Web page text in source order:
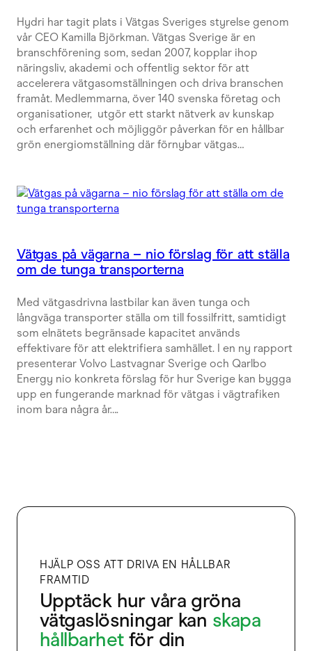
Hydri har tagit plats i Vätgas Sveriges styrelse genom
vår CEO Kamilla Björkman. Vätgas Sverige är en
branschförening som, sedan 2007, kopplar ihop
näringsliv, akademi och offentlig sektor för att
accelerera vätgasomställningen och driva branschen
framåt. Medlemmarna, över 140 svenska företag och
organisationer, utgör ett starkt nätverk av kunskap
och erfarenhet och möjliggör påverkan för en hållbar
grön energiomställning där förnybar vätgas…
Vätgas på vägarna – nio förslag för att ställa
om de tunga transporterna
Med vätgasdrivna lastbilar kan även tunga och
långväga transporter ställa om till fossilfritt, samtidigt
som elnätets begränsade kapacitet används
effektivare för att elektrifiera samhället. I en ny rapport
presenterar Volvo Lastvagnar Sverige och Qarlbo
Energy nio konkreta förslag för hur Sverige kan bygga
upp en fungerande marknad för vätgas i vägtrafiken
inom bara några år….
HJÄLP OSS ATT DRIVA EN HÅLLBAR
FRAMTID
Upptäck hur våra gröna
vätgaslösningar kan skapa
hållbarhetför din